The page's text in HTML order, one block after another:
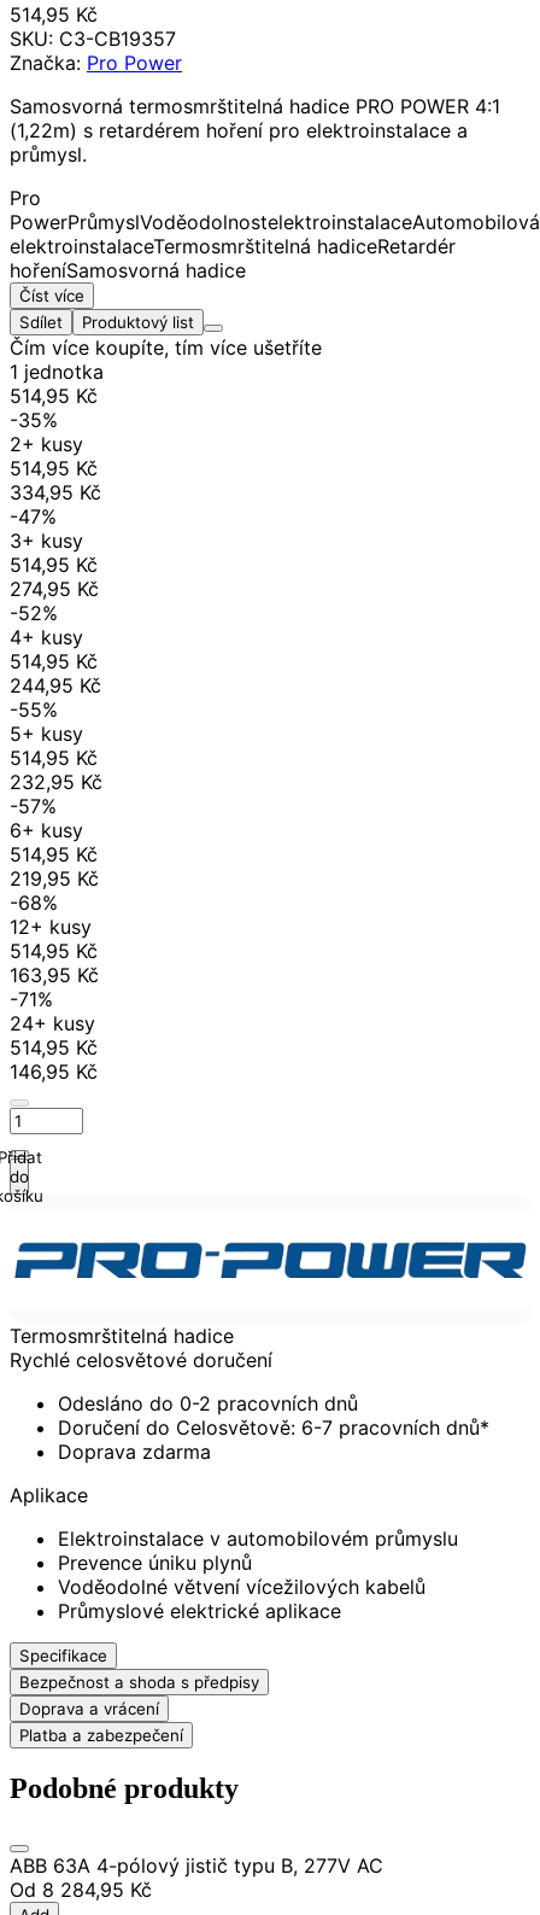
514,95 Kč
SKU: C3-CB19357
Značka: Pro Power
Samosvorná termosmrštitelná hadice PRO POWER 4:1
(1,22m) s retardérem hoření pro elektroinstalace a
průmysl.
Pro
PowerPrůmyslVoděodolnostelektroinstalaceAutomobilová
elektroinstalaceTermosmrštitelná hadiceRetardér
hořeníSamosvorná hadice
Číst více
Sdílet
Produktový list
Čím více koupíte, tím více ušetříte
1 jednotka
514,95 Kč
-35%
2+ kusy
514,95 Kč
334,95 Kč
-47%
3+ kusy
514,95 Kč
274,95 Kč
-52%
4+ kusy
514,95 Kč
244,95 Kč
-55%
5+ kusy
514,95 Kč
232,95 Kč
-57%
6+ kusy
514,95 Kč
219,95 Kč
-68%
12+ kusy
514,95 Kč
163,95 Kč
-71%
24+ kusy
514,95 Kč
146,95 Kč
do
Termosmrštitelná hadice
Rychlé celosvětové doručení
Odesláno do 0-2 pracovních dnů
Doručení do Celosvětově: 6-7 pracovních dnů*
Doprava zdarma
Aplikace
Elektroinstalace v automobilovém průmyslu
Prevence úniku plynů
Voděodolné větvení vícežilových kabelů
Průmyslové elektrické aplikace
Specifikace
Bezpečnost a shoda s předpisy
Doprava a vrácení
Platba a zabezpečení
Podobné produkty
ABB 63A 4-pólový jistič typu B, 277V AC
Od 8 284,95 Kč